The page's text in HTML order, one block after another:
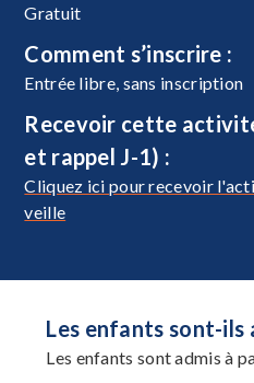
Gratuit
Comment s’inscrire :
Entrée libre, sans inscription
Recevoir cette
et rappel J-1) :
Cliquez ici pour recevoir
veille
Les enfants sont-ils
Les enfants sont admis à